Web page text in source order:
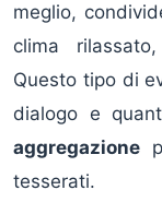
meglio,
clima
Questo tipo di
dialogo e
aggregazione
tesserati.